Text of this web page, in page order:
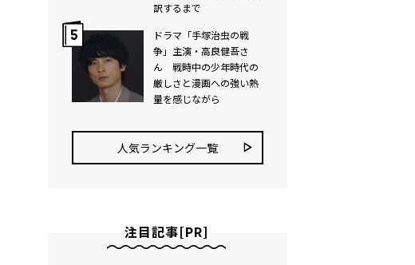
訳するまで
ドラマ「手塚治虫の戦
争」主演・高良健吾さ
ん 戦時中の少年時代の
厳しさと漫画への強い熱
量を感じながら
人気ランキング⼀覧
注目記事[PR]